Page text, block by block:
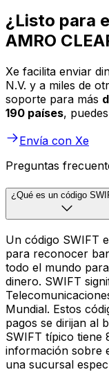
¿Listo para
AMRO
Xe facilita enviar
N.V. y a miles de
soporte para más
190 países,
Envía con Xe
Preguntas
¿Qué es un código
Un código SWIFT
para reconocer
todo el mundo
dinero. SWIFT
Mundial. Estos
pagos se dirijan al
SWIFT típico tiene
información sobre
una sucursal